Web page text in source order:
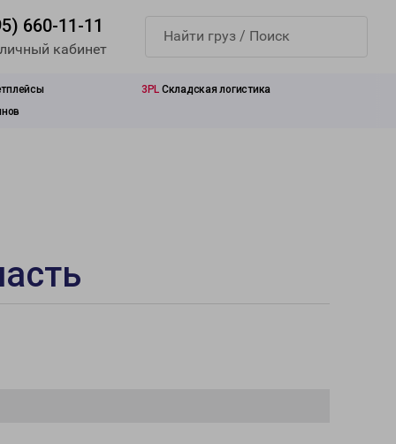
660-11-11
кабинет
3PL Складская логистика